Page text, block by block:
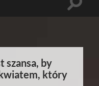
Toggle
szansa, by
który